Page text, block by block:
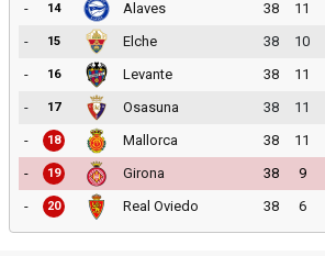
-
14 Alaves 38 11
-
15 Elche 38 10
-
16 Levante 38 11
-
17 Osasuna 38 11
-
18 Mallorca 38 11
-
19 Girona 38 9
-
20 Real Oviedo 38 6